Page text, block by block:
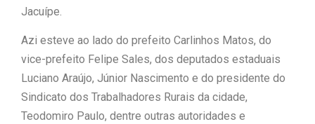
Bolsa Família: “Precisamos dar
condições para as pessoas
evoluírem” |
Jacuípe.
Azi esteve ao lado do prefeito Carlinhos Matos, do
vice-prefeito Felipe Sales, dos deputados estaduais
Luciano Araújo, Júnior Nascimento e do presidente do
Sindicato dos Trabalhadores Rurais da cidade,
Teodomiro Paulo, dentre outras autoridades e